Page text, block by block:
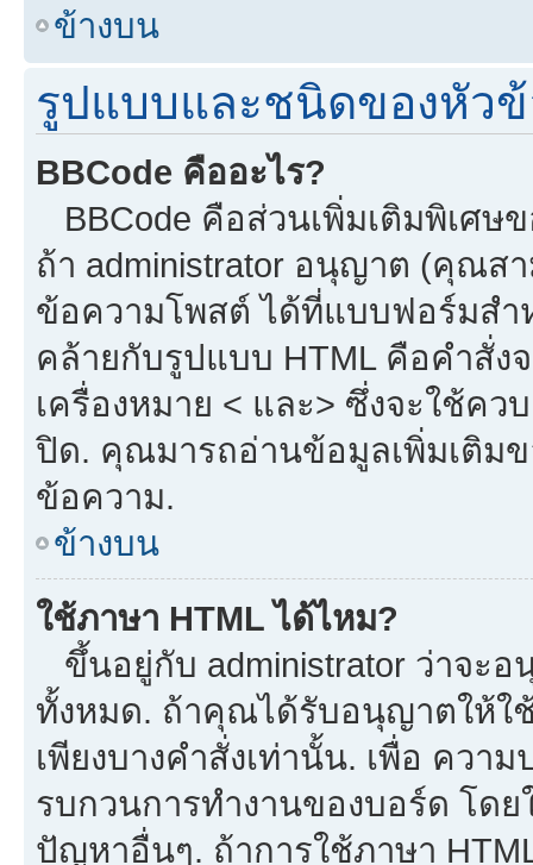
ข้างบน
รูปแบบและชนิดของหัว
BBCode คืออะไร?
BBCode คือส่วนเพิ่มเติมพิเศษ
ถ้า administrator อนุญาต (คุณส
ข้อความโพสต์ ได้ที่แบบฟอร์มสำ
คล้ายกับรูปแบบ HTML คือคำสั่ง
เครื่องหมาย < และ> ซึ่งจะใช้ค
ปิด. คุณมารถอ่านข้อมูลเพิ่มเติม
ข้อความ.
ข้างบน
ใช้ภาษา HTML ได้ไหม?
ขึ้นอยู่กับ administrator ว่าจะ
ทั้งหมด. ถ้าคุณได้รับอนุญาตให้ใ
เพียงบางคำสั่งเท่านั้น. เพื่อ ควา
รบกวนการทำงานของบอร์ด โด
ปัญหาอื่นๆ. ถ้าการใช้ภาษา